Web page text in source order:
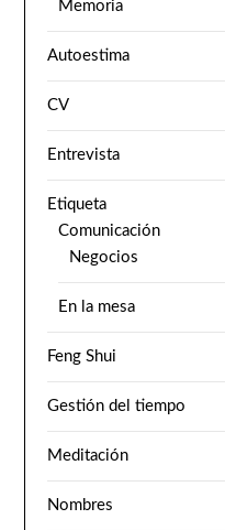
Memoria
Autoestima
CV
Entrevista
Etiqueta
Comunicación
Negocios
En la mesa
Feng Shui
Gestión del tiempo
Meditación
Nombres